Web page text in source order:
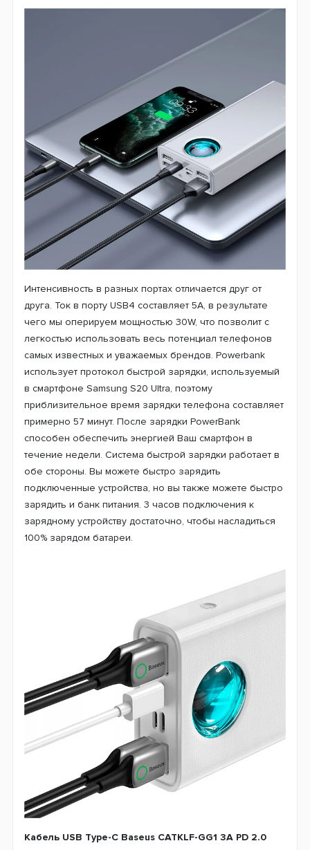
Интенсивность в разных портах отличается друг от
друга. Ток в порту USB4 составляет 5А, в результате
чего мы оперируем мощностью 30W, что позволит с
легкостью использовать весь потенциал телефонов
самых известных и уважаемых брендов. Powerbank
использует протокол быстрой зарядки, используемый
в смартфоне Samsung S20 Ultra, поэтому
приблизительное время зарядки телефона составляет
примерно 57 минут. После зарядки PowerBank
способен обеспечить энергией Ваш смартфон в
течение недели. Система быстрой зарядки работает в
обе стороны. Вы можете быстро зарядить
подключенные устройства, но вы также можете быстро
зарядить и банк питания. 3 часов подключения к
зарядному устройству достаточно, чтобы насладиться
100% зарядом батареи.
Кабель USB Type-C Baseus CATKLF-GG1 3A PD 2.0